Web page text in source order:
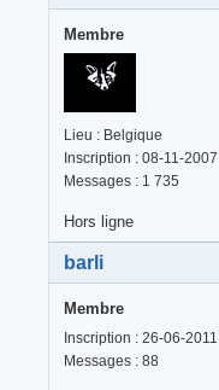
Membre
Lieu : Belgique
Inscription : 08-11-2007
Messages : 1 735
Hors ligne
barli
Membre
Inscription : 26-06-2011
Messages : 88